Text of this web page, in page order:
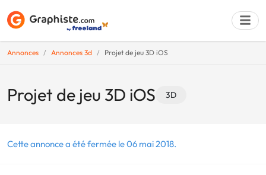
Annonces Annonces 3d Projet de jeu 3D iOS
Projet de jeu 3D iOS 3D
Cette annonce a été fermée le 06 mai 2018.